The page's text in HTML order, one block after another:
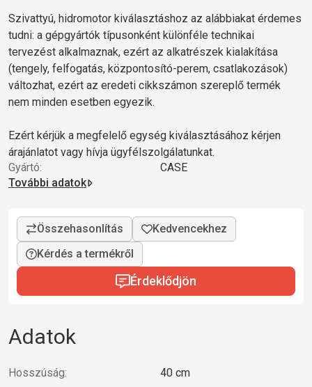
Szivattyú, hidromotor kiválasztáshoz az alábbiakat érdemes
tudni: a gépgyártók típusonként különféle technikai
tervezést alkalmaznak, ezért az alkatrészek kialakítása
(tengely, felfogatás, központosító-perem, csatlakozások)
változhat, ezért az eredeti cikkszámon szereplő termék
nem minden esetben egyezik.
Ezért kérjük a megfelelő egység kiválasztásához kérjen
árajánlatot vagy hívja ügyfélszolgálatunkat.
Gyártó:
CASE
További adatok
Kérdés a termékről
Érdeklődjön
Adatok
Hosszúság:
40 cm